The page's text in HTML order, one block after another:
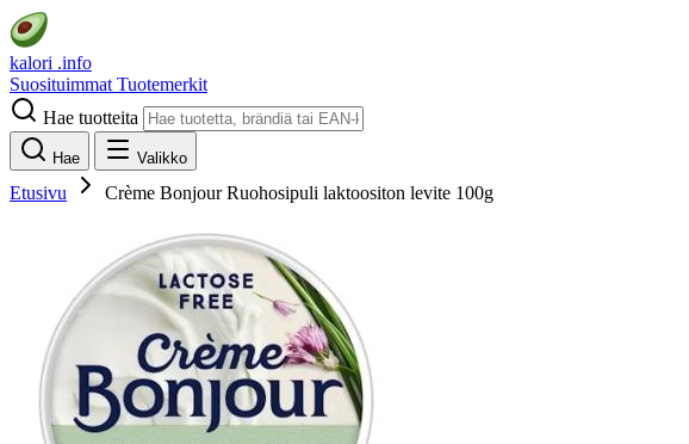
kalori .info
Suosituimmat Tuotemerkit
Hae tuotteita
Hae Valikko
Etusivu Crème Bonjour Ruohosipuli laktoositon levite 100g